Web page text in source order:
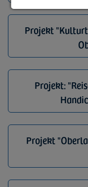
Projekt
Projekt:
Projekt